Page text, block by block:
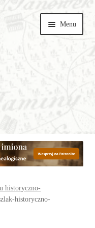
Menu
historyczno-
historyczno-